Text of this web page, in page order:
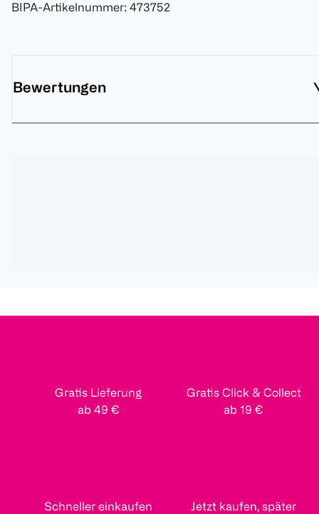
BIPA-Artikelnummer: 473752
Bewertungen
Gratis Lieferung
ab 49 €
Gratis Click & Collect
ab 19 €
Schneller einkaufen
Jetzt kaufen, später